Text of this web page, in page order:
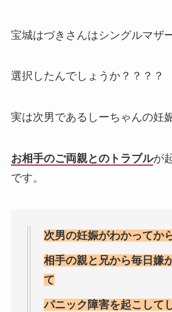
宝城はづきさんはシングルマザ
選択したんでしょうか？？？？
実は次男であるしーちゃんの妊
お相手のご両親とのトラブルが
です。
次男の妊娠がわかってか
相手の親と兄から毎日嫌
て
パニック障害を起こして